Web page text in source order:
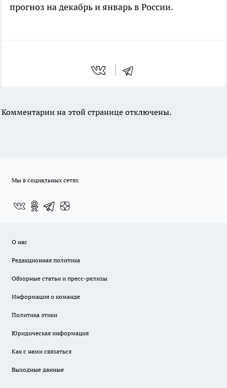
прогноз на декабрь и январь в России.
Комментарии на этой странице отключены.
Мы в социальных сетях
О нас
Редакционная политика
Обзорные статьи и пресс-релизы
Информация о команде
Политика этики
Юридическая информация
Как с нами связаться
Выходные данные